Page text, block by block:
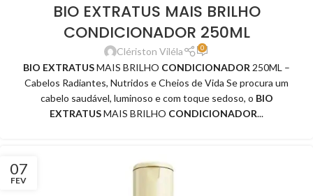
BIO EXTRATUS MAIS BRILHO
CONDICIONADOR 250ML
Clériston Viléla 0
BIO EXTRATUSMAIS BRILHO CONDICIONADOR 250ML –
Cabelos Radiantes, Nutridos e Cheios de Vida Se procura um
cabelo saudável, luminoso e com toque sedoso, o BIO
EXTRATUSMAIS BRILHO CONDICIONADOR...
07
FEV